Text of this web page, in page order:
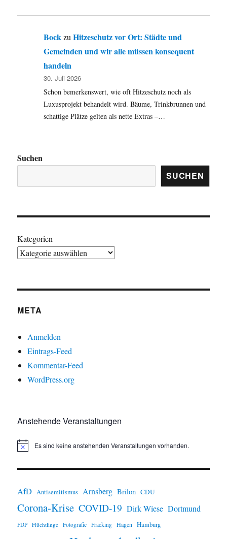
BockzuHitzeschutz vor Ort: Städte und
Gemeinden und wir alle müssen konsequent
handeln
30. Juli 2026
Schon bemerkenswert, wie oft Hitzeschutz noch als
Luxusprojekt behandelt wird. Bäume, Trinkbrunnen und
schattige Plätze gelten als nette Extras –…
Suchen
SUCHEN
Kategorien
META
Anmelden
Eintrags-Feed
Kommentar-Feed
WordPress.org
Anstehende Veranstaltungen
H
Es sind keine anstehenden Veranstaltungen vorhanden.
AfD Antisemitismus Arnsberg Brilon CDU
Corona-Krise COVID-19 Dirk Wiese Dortmund
FDP Flüchtlinge Fotografie Fracking Hagen Hamburg